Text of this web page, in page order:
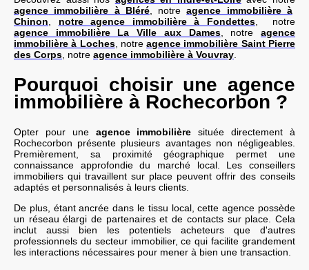
agence immobilière à Bléré, notreagence immobilière à
Chinon
notre agence immobilière à Fondettes, notre
agence immobilière La Ville aux Dames, notreagence
immobilière à Loches, notreagence immobilière Saint Pierre
des Corps , notre agence immobilière à Vouvray
Pourquoi choisir une agence
immobilière à Rochecorbon ?
Opter pour une agence immobilière située directement à
Rochecorbon présente plusieurs avantages non négligeables.
Premièrement, sa proximité géographique permet une
connaissance approfondie du marché local. Les conseillers
immobiliers qui travaillent sur place peuvent offrir des conseils
adaptés et personnalisés à leurs clients.
De plus, étant ancrée dans le tissu local, cette agence possède
un réseau élargi de partenaires et de contacts sur place. Cela
inclut aussi bien les potentiels acheteurs que d'autres
professionnels du secteur immobilier, ce qui facilite grandement
les interactions nécessaires pour mener à bien une transaction.